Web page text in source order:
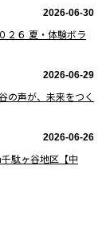
2026-06-30
２６ 夏・体験ボラ
2026-06-29
の声が、未来をつく
2026-06-26
駄ヶ谷地区【中